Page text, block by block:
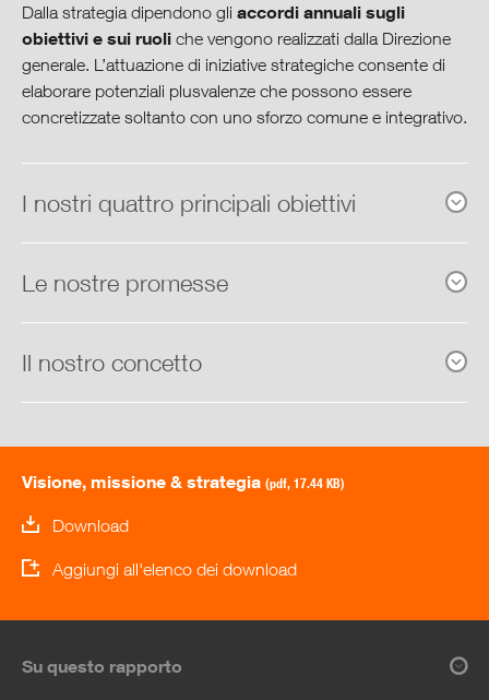
Dalla strategia dipendono gli accordi annuali sugli
obiettivi e sui ruoli che vengono realizzati dalla Direzione
generale. L’attuazione di iniziative strategiche consente di
elaborare potenziali plusvalenze che possono essere
concretizzate soltanto con uno sforzo comune e integrativo.
I nostri quattro principali obiettivi
Le nostre promesse
Il nostro concetto
Visione, missione & strategia (pdf, 17.44 KB)
Download
Aggiungi all'elenco dei download
Su questo rapporto